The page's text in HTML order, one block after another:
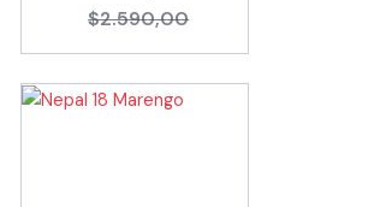
$2.590,00